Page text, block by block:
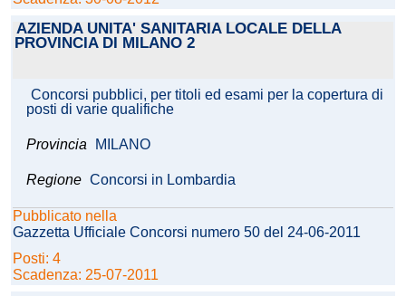
AZIENDA UNITA' SANITARIA LOCALE DELLA
PROVINCIA DI MILANO 2
Concorsi pubblici, per titoli ed esami per la copertura di
posti di varie qualifiche
Provincia MILANO
Regione Concorsi in Lombardia
Pubblicato nella
Gazzetta Ufficiale Concorsi numero 50 del 24-06-2011
Posti: 4
Scadenza: 25-07-2011